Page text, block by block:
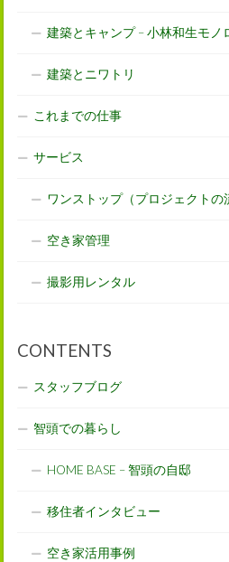
建築とキャンプ – 小林和生モノ
建築とニワトリ
これまでの仕事
サービス
ワンストップ（プロジェクトの
空き家管理
撮影用レンタル
CONTENTS
スタッフブログ
智頭での暮らし
HOME BASE – 智頭の自邸
移住者インタビュー
空き家活用事例